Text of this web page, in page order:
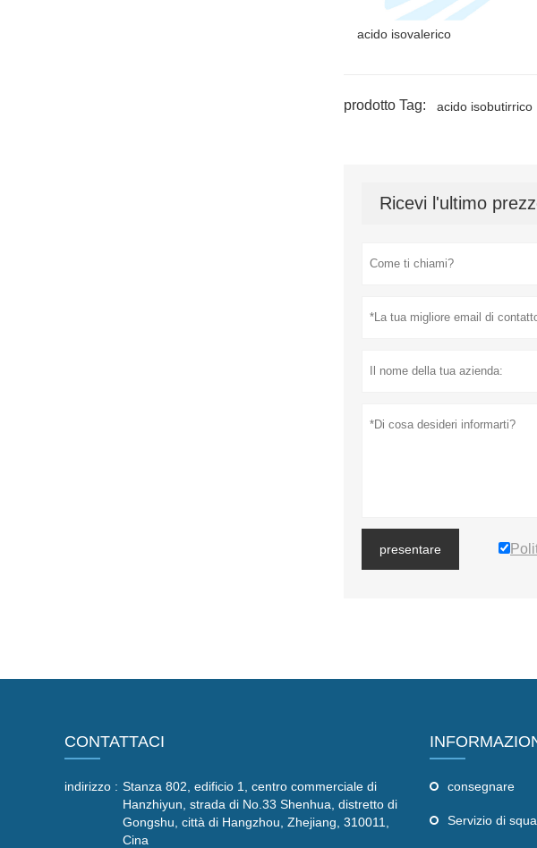
acido isovalerico
prodotto Tag: acido isobutirrico
Ricevi l'ultimo
presentare
CONTATTACI
indirizzo : Stanza 802, edificio 1, centro commerciale di
Hanzhiyun, strada di No.33 Shenhua, distretto di
Gongshu, città di Hangzhou, Zhejiang, 310011,
Cina
consegnare
Servizio di